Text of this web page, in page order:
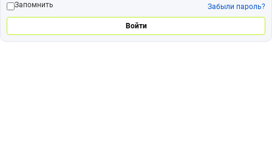
Запомнить
Забыли пароль?
Войти